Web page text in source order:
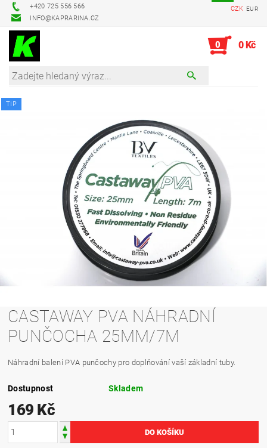
+420 725 556 566
INFO@KAPRARINA.CZ
CZK EUR
0 0 Kč
TIP
CASTAWAY PVA NÁHRADNÍ
PUNČOCHA 25MM/7M
Náhradní balení PVA punčochy pro doplňování vaší základní tuby.
Dostupnost Skladem
169 Kč